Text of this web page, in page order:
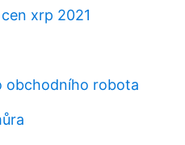
xrp 2021
obchodního robota